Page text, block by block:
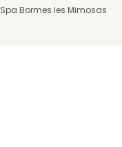
Spa Bormes les Mimosas